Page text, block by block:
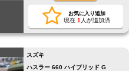
お気に入り追加
現在 1 人が追加済
スズキ
ハスラー 660 ハイブリッド G